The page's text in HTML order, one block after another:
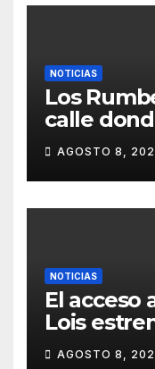
NOTICIAS
Los
calle
51 años
barrio, el
AGOSTO 8,
NOTICIAS
El acceso
Lois
de espera
AGOSTO 8,